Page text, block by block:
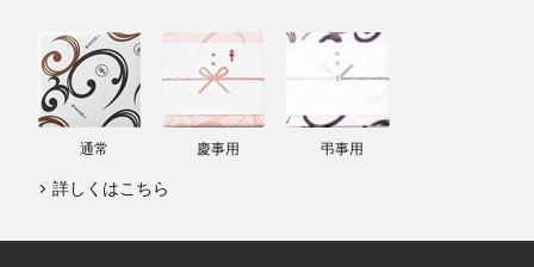
通常 慶事用 弔事用
詳しくはこちら